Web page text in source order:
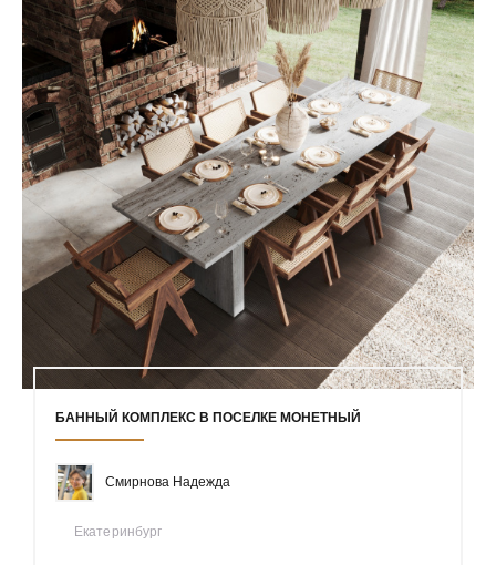
БАННЫЙ КОМПЛЕКС В ПОСЕЛКЕ МОНЕТНЫЙ
Смирнова Надежда
Екатеринбург